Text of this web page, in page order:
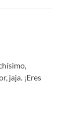
jaja. ¡Eres